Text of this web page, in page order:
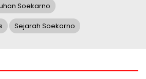
Soekarno
Sejarah Soekarno